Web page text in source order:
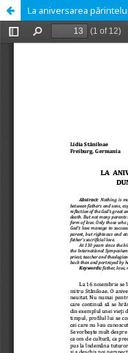
La aniversarea